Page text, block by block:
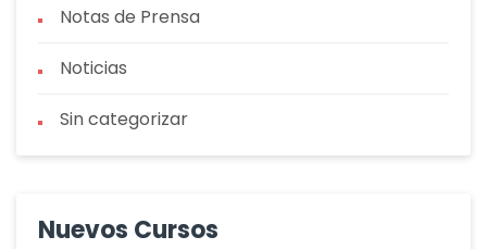
Notas de Prensa
Noticias
Sin categorizar
Nuevos Cursos